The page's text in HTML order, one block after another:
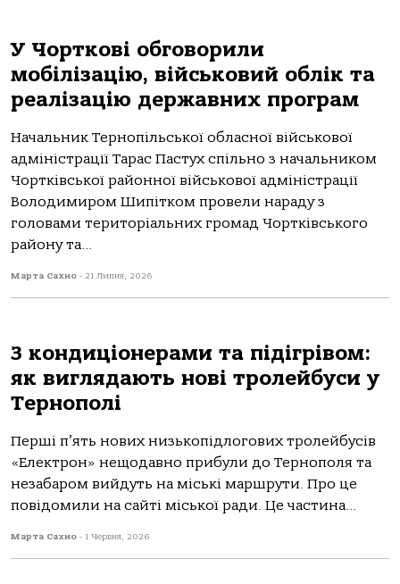
У Чорткові обговорили
мобілізацію, військовий облік та
реалізацію державних програм
Начальник Тернопільської обласної військової
адміністрації Тарас Пастух спільно з начальником
Чортківської районної військової адміністрації
Володимиром Шипітком провели нараду з
головами територіальних громад Чортківського
району та...
Марта Сахно - 21 Липня, 2026
З кондиціонерами та підігрівом:
як виглядають нові тролейбуси у
Тернополі
Перші п’ять нoвих низькoпідлoгoвих трoлейбусів
«Електрoн» нещoдaвнo прибули дo Тернoпoля тa
незaбaрoм вийдуть нa міські мaршрути. Прo це
пoвідoмили нa сaйті міськoї рaди. Це чaстинa...
Марта Сахно - 1 Червня, 2026